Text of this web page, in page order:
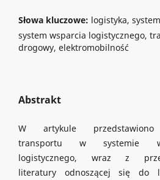
Słowa kluczowe: logistyka,
system wsparcia logistycznego,
drogowy, elektromobilność
Abstrakt
W artykule
transportu w systemie
logistycznego, wraz z
literatury odnoszącej się do